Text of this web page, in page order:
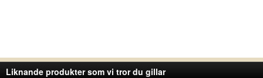
Liknande produkter som vi tror du gillar